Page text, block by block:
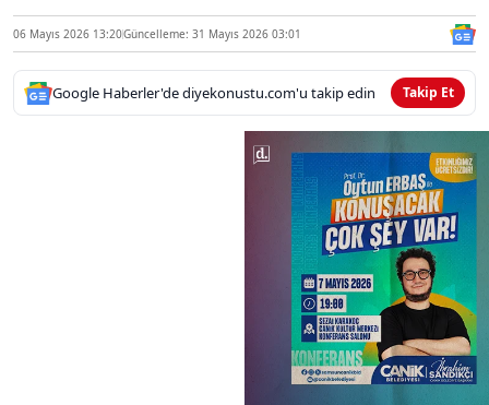
06 Mayıs 2026 13:20Güncelleme: 31 Mayıs 2026 03:01
Google Haberler'de diyekonustu.com'u takip edin Takip Et